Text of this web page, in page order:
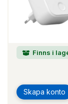
Finns i
Skapa konto